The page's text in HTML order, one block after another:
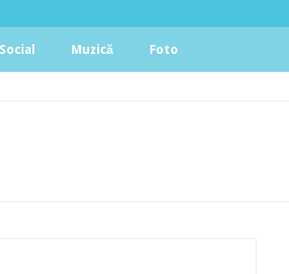
Social Muzică Foto